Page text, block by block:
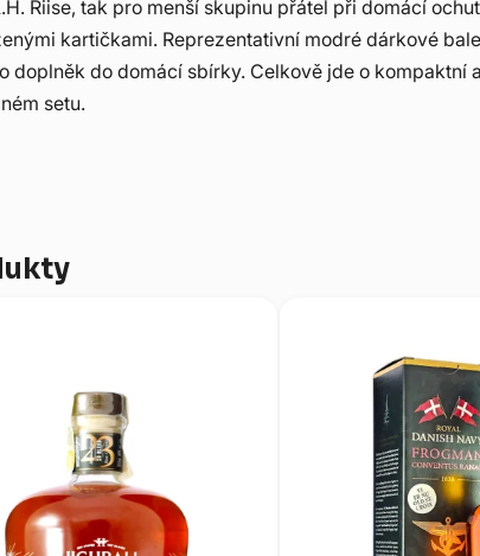
Riise, tak pro menší skupinu přátel při domácí
kartičkami. Reprezentativní modré dárkové
do domácí sbírky. Celkově jde o kompaktní
setu.